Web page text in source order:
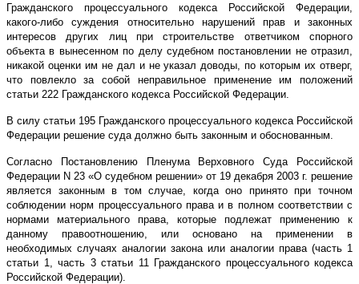
Гражданского процессуального кодекса Российской Федерации,
какого-либо суждения относительно нарушений прав и законных
интересов других лиц при строительстве ответчиком спорного
объекта в вынесенном по делу судебном постановлении не отразил,
никакой оценки им не дал и не указал доводы, по которым их отверг,
что повлекло за собой неправильное применение им положений
статьи 222 Гражданского кодекса Российской Федерации.
В силу статьи 195 Гражданского процессуального кодекса Российской
Федерации решение суда должно быть законным и обоснованным.
Согласно Постановлению Пленума Верховного Суда Российской
Федерации N 23 «О судебном решении» от 19 декабря 2003 г. решение
является законным в том случае, когда оно принято при точном
соблюдении норм процессуального права и в полном соответствии с
нормами материального права, которые подлежат применению к
данному правоотношению, или основано на применении в
необходимых случаях аналогии закона или аналогии права (часть 1
статьи 1, часть 3 статьи 11 Гражданского процессуального кодекса
Российской Федерации).